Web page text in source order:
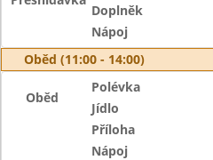
Doplněk
Nápoj
Oběd (11:00 - 14:00)
Oběd
Polévka
Jídlo
Příloha
Nápoj